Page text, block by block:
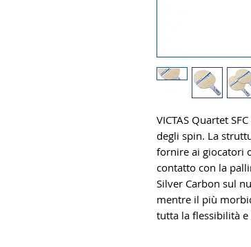
VICTAS Quartet
degli spin. La
fornire ai giocatori
contatto con la
Silver Carbon sul
mentre il più
tutta la flessibilità e